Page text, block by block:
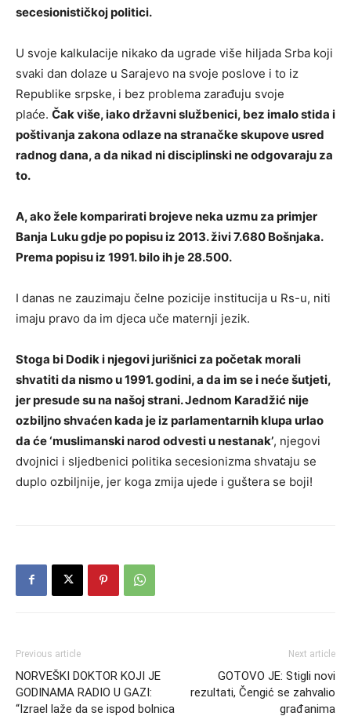
secesionističkoj politici.
U svoje kalkulacije nikako da ugrade više hiljada Srba koji
svaki dan dolaze u Sarajevo na svoje poslove i to iz
Republike srpske, i bez problema zarađuju svoje
plaće. Čak više, iako državni službenici, bez imalo stida i
poštivanja zakona odlaze na stranačke skupove usred
radnog dana, a da nikad ni disciplinski ne odgovaraju za
to.
A, ako žele komparirati brojeve neka uzmu za primjer
Banja Luku gdje po popisu iz 2013. živi 7.680 Bošnjaka.
Prema popisu iz 1991. bilo ih je 28.500.
I danas ne zauzimaju čelne pozicije institucija u Rs-u, niti
imaju pravo da im djeca uče maternji jezik.
Stoga bi Dodik i njegovi jurišnici za početak morali
shvatiti da nismo u 1991. godini, a da im se i neće šutjeti,
jer presude su na našoj strani. Jednom Karadžić nije
ozbiljno shvaćen kada je iz parlamentarnih klupa urlao
da će ‘muslimanski narod odvesti u nestanak’, njegovi
dvojnici i sljedbenici politika secesionizma shvataju se
duplo ozbiljnije, jer koga zmija ujede i guštera se boji!
Previous article
NORVEŠKI DOKTOR KOJI JE
GODINAMA RADIO U GAZI:
“Izrael laže da se ispod bolnica
Next article
GOTOVO JE: Stigli novi
rezultati, Čengić se zahvalio
građanima